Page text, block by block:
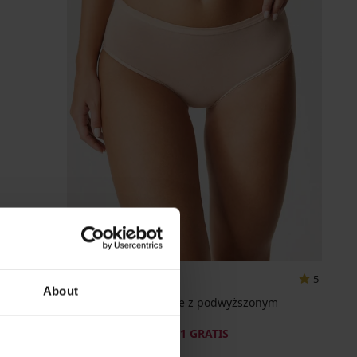
About
3+1 GRATIS
5
Majtki klasyczne Pure z podwyższonym
stanem bawełn...
3+1 GRATIS